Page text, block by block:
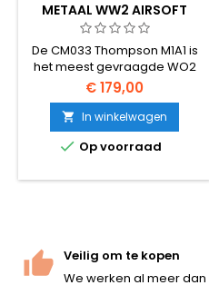
METAAL WW2 AIRSOFT
MACHINEPISTOOL
De CM033 Thompson M1A1 is
het meest gevraagde WO2
airsoft machinepistool in
Europa – de legendarische
Amerikaanse "Tommy Gun"
als vollemetaal AEG-replica.
Vollemetalen receiver en
meubels, V6-tandwielkast
semi- en volautomatisch.
Batterij (1600 mAh)...
€ 179,00
 In winkelwagen
 Op voorraad
Veilig om te kopen
We werken al meer dan